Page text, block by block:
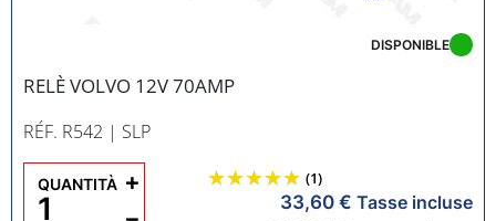
RELÈ VOLVO 12V 70AMP
RÉF. R542 | SLP
DISPONIBLE
(1)
33,60 € Tasse incluse
QUANTITÀ +